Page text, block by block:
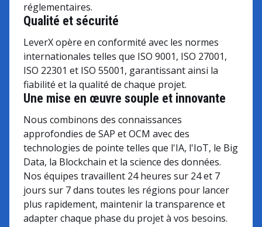
réglementaires.
Qualité et sécurité
LeverX opère en conformité avec les normes
internationales telles que ISO 9001, ISO 27001,
ISO 22301 et ISO 55001, garantissant ainsi la
fiabilité et la qualité de chaque projet.
Une mise en œuvre souple et innovante
Nous combinons des connaissances
approfondies de SAP et OCM avec des
technologies de pointe telles que l'IA, l'IoT, le Big
Data, la Blockchain et la science des données.
Nos équipes travaillent 24 heures sur 24 et 7
jours sur 7 dans toutes les régions pour lancer
plus rapidement, maintenir la transparence et
adapter chaque phase du projet à vos besoins.